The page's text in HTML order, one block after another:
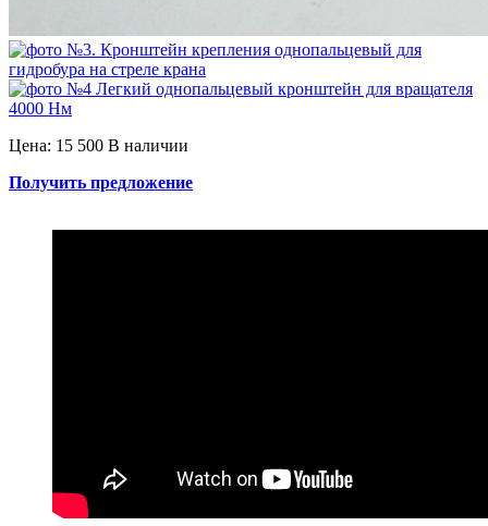
Цена: 15 500 В наличии
Получить предложение